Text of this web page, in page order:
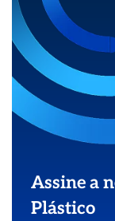
Assine a
Plástico